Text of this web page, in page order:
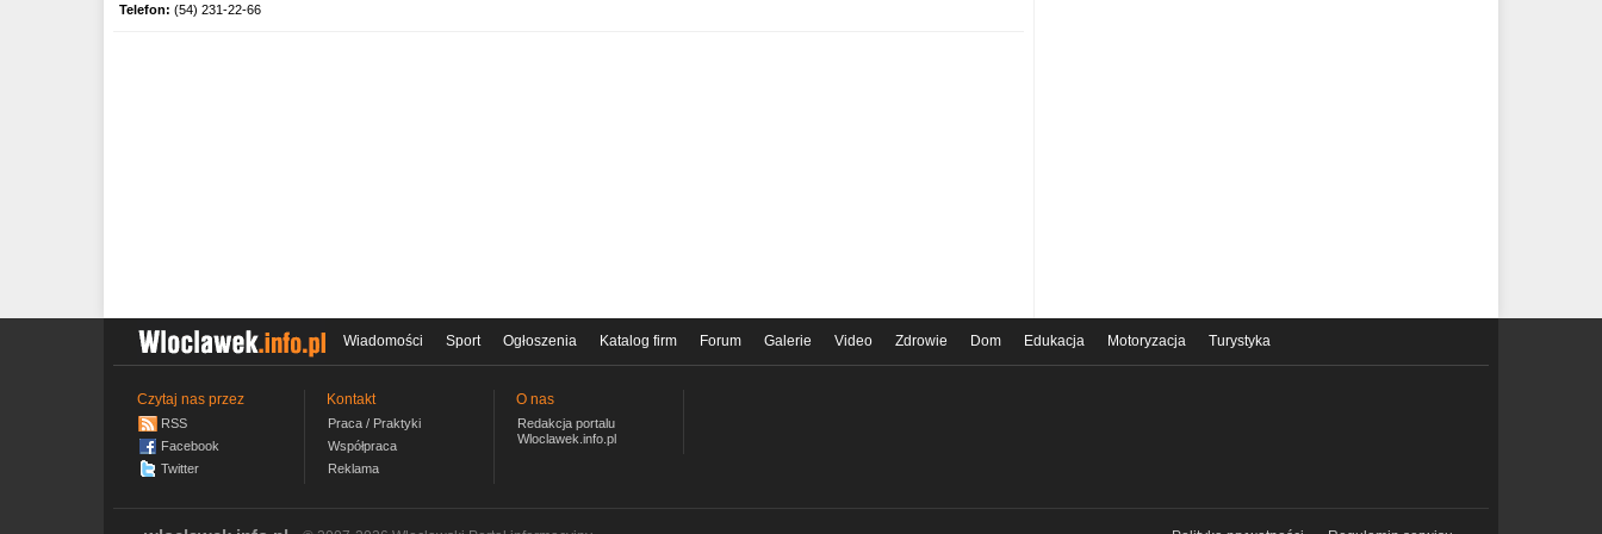
Telefon: (54) 231-22-66
Wiadomości Sport Ogłoszenia Katalog firm Forum Galerie Video Zdrowie Dom Edukacja Motoryzacja Turystyka
Czytaj nas przez
RSS
Facebook
Twitter
Kontakt
Praca / Praktyki
Współpraca
Reklama
O nas
Redakcja portalu
Wloclawek.info.pl